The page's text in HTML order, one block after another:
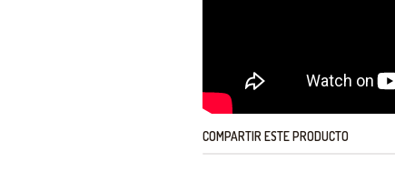
COMPARTIR ESTE PRODUCTO